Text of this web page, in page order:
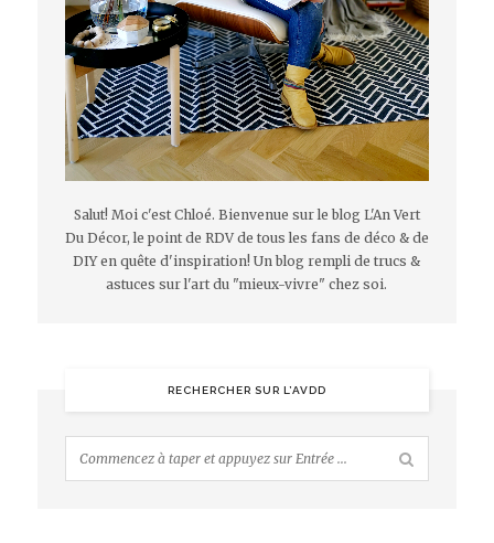
Salut! Moi c'est Chloé. Bienvenue sur le blog L'An Vert
Du Décor, le point de RDV de tous les fans de déco & de
DIY en quête d'inspiration! Un blog rempli de trucs &
astuces sur l'art du "mieux-vivre" chez soi.
RECHERCHER SUR L’AVDD